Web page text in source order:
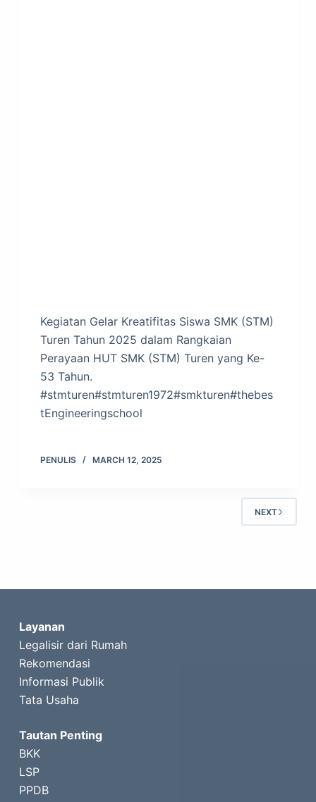
Kegiatan Gelar Kreatifitas Siswa SMK (STM)
Turen Tahun 2025 dalam Rangkaian
Perayaan HUT SMK (STM) Turen yang Ke-
53 Tahun.
#stmturen#stmturen1972#smkturen#thebes
tEngineeringschool
PENULIS MARCH 12, 2025
NEXT
Layanan
Legalisir dari Rumah
Rekomendasi
Informasi Publik
Tata Usaha
Tautan Penting
BKK
LSP
PPDB